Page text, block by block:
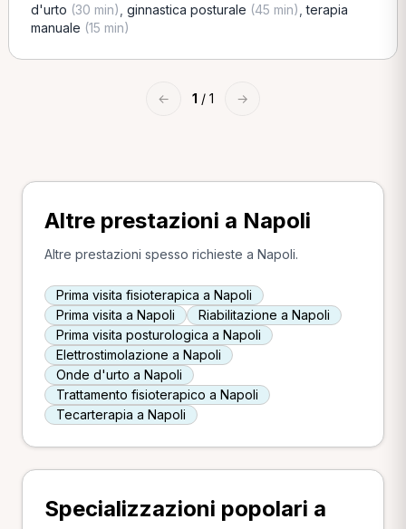
d'urto (30 min) ginnastica posturale (45 min) ,terapia
manuale (15 min)
← 1 / 1 →
Altre prestazioni a Napoli
Altre prestazioni spesso richieste a Napoli.
Prima visita fisioterapica a Napoli
Prima visita a Napoli
Riabilitazione a Napoli
Prima visita posturologica a Napoli
Elettrostimolazione a Napoli
Onde d'urto a Napoli
Trattamento fisioterapico a Napoli
Tecarterapia a Napoli
Specializzazioni popolari a